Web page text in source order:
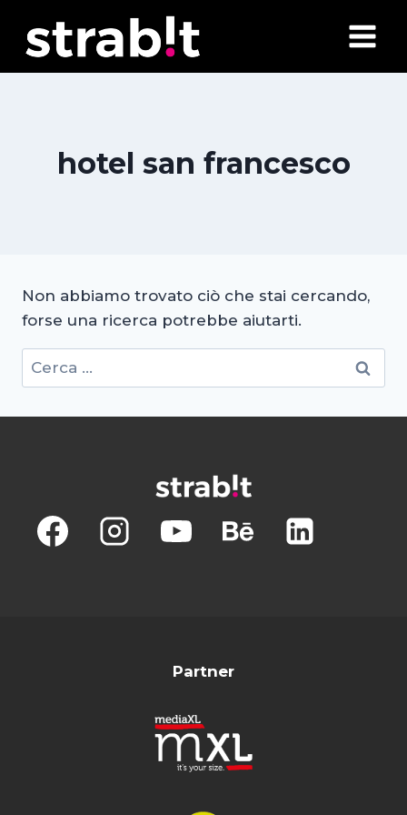
contenuto
hotel san francesco
Non abbiamo trovato ciò che stai cercando,
forse una ricerca potrebbe aiutarti.
Ricerca
per:
Partner